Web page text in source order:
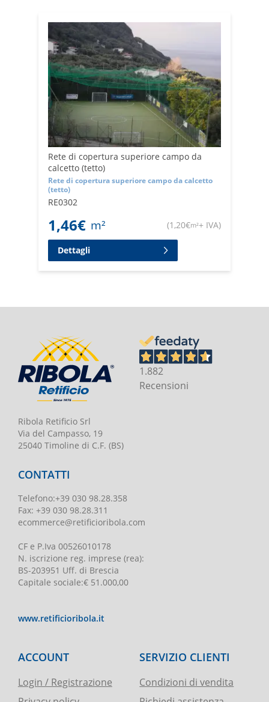
Rete di copertura superiore campo da
calcetto (tetto)
Rete di copertura superiore campo da calcetto
(tetto)
RE0302
1,46€ m² (1,20€m²+ IVA)
Dettagli
Ribola Retificio Srl
Via del Campasso, 19
25040 Timoline di C.F. (BS)
1.882
Recensioni
CONTATTI
Telefono:+39 030 98.28.358
Fax: +39 030 98.28.311
ecommerce@retificioribola.com
CF e P.Iva 00526010178
N. iscrizione reg. imprese (rea):
BS-203951 Uff. di Brescia
Capitale sociale:€ 51.000,00
www.retificioribola.it
ACCOUNT
Login / Registrazione
SERVIZIO CLIENTI
Condizioni di vendita